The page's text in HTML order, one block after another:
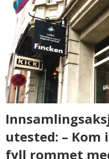
utested: –
fyll rommet